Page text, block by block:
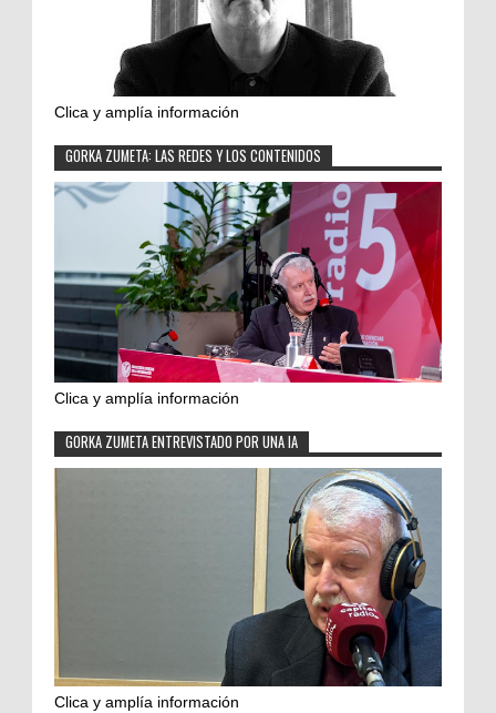
Clica y amplía información
GORKA ZUMETA: LAS REDES Y LOS CONTENIDOS
Clica y amplía información
GORKA ZUMETA ENTREVISTADO POR UNA IA
Clica y amplía información